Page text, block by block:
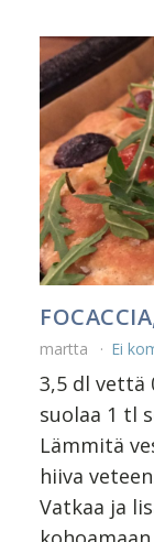
martta Ei
3,5 dl vettä
suolaa 1 tl
Lämmitä
hiiva
Vatkaa ja